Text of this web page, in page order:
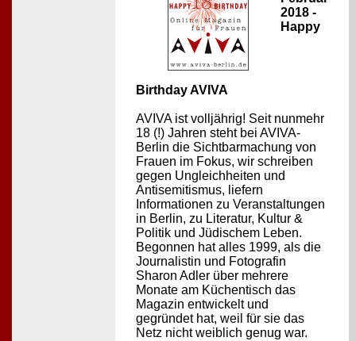
2018 -
Happy
Birthday AVIVA
AVIVA ist volljährig! Seit nunmehr
18 (!) Jahren steht bei AVIVA-
Berlin die Sichtbarmachung von
Frauen im Fokus, wir schreiben
gegen Ungleichheiten und
Antisemitismus, liefern
Informationen zu Veranstaltungen
in Berlin, zu Literatur, Kultur &
Politik und Jüdischem Leben.
Begonnen hat alles 1999, als die
Journalistin und Fotografin
Sharon Adler über mehrere
Monate am Küchentisch das
Magazin entwickelt und
gegründet hat, weil für sie das
Netz nicht weiblich genug war.